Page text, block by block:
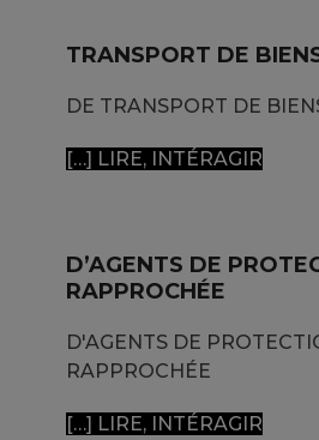
TRANSPORT DE
DE TRANSPORT DE
[…] LIRE, INTÉRAGIR
D’AGENTS DE
RAPPROCHÉE
D'AGENTS DE
RAPPROCHÉE
[…] LIRE, INTÉRAGIR